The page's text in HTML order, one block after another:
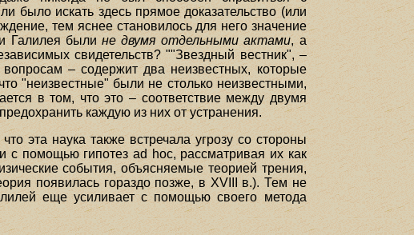
искать здесь прямое доказательство (или
тем яснее становилось для него значение
Галилея былине двумя отдельными актами, а
свидетельств? ""Звездный вестник", –
– содержит два неизвестных, которые
"неизвестные" были не столько неизвестными,
в том, что это – соответствие между двумя
каждую из них от устранения.
эта наука также встречала угрозу со стороны
с помощью гипотез ad hoc, рассматривая их как
события, объясняемые теорией трения,
появилась гораздо позже, в XVIII в.). Тем не
еще усиливает с помощью своего метода